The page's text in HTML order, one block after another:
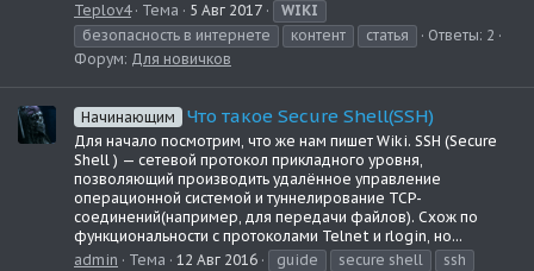
Teplov4
Тема 5 Авг 2017
WIKI
безопасность в интернете
контент статья
Ответы: 2
Форум: Для новичков
Начинающим Что такое Secure Shell(SSH)
Для начало посмотрим, что же нам пишет Wiki. SSH (Secure
Shell ) — сетевой протокол прикладного уровня,
позволяющий производить удалённое управление
операционной системой и туннелирование TCP-
соединений(например, для передачи файлов). Схож по
функциональности с протоколами Telnet и rlogin, но...
admin
Тема 12 Авг 2016 guide secure shell
ssh